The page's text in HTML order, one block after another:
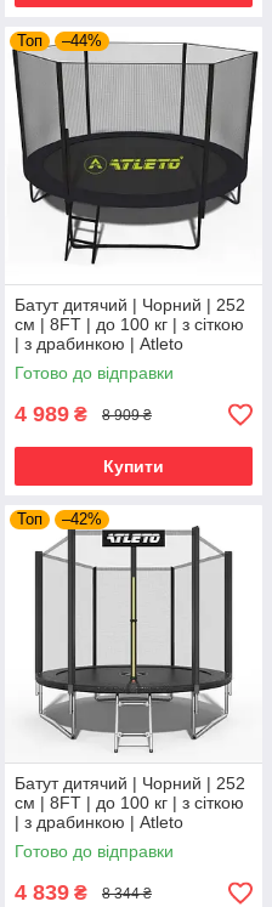
Топ –44%
Батут дитячий | Чорний | 252
см | 8FT | до 100 кг | з сіткою
| з драбинкою | Atleto
Готово до відправки
4 989 ₴ 8 909 ₴
Купити
Топ –42%
Батут дитячий | Чорний | 252
см | 8FT | до 100 кг | з сіткою
| з драбинкою | Atleto
Готово до відправки
4 839 ₴ 8 344 ₴